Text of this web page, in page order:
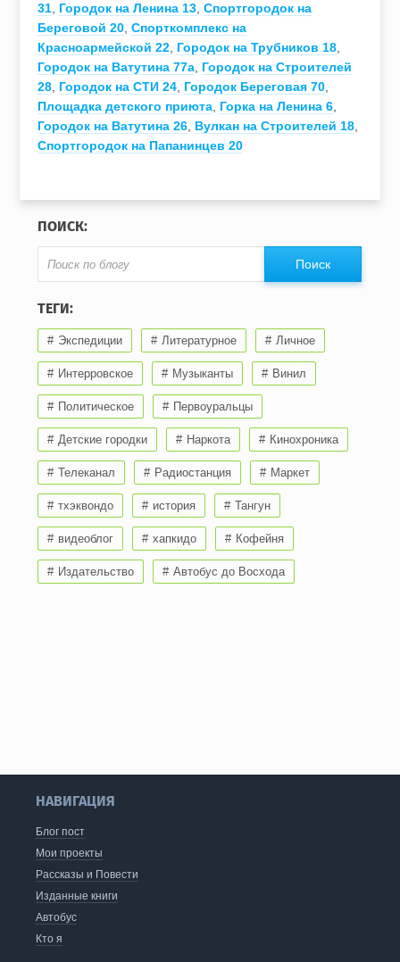
31 Городок на Ленина 13 ,Спортгородок на
Береговой 20 ,Спорткомплекс на
Красноармейской 22 Городок на Трубников 18
Городок на Ватутина 77а Городок на Строителей
28 Городок на СТИ 24 Городок Береговая 70
Площадка детского приюта Горка на Ленина 6
Городок на Ватутина 26 Вулкан на Строителей 18
Спортгородок на Папанинцев 20
ПОИСК:
ТЕГИ:
Экспедиции Литературное Личное
Интерровское Музыканты Винил
Политическое Первоуральцы
Детские городки Наркота Кинохроника
Телеканал Радиостанция Маркет
тхэквондо история Тангун
видеоблог хапкидо Кофейня
Издательство Автобус до Восхода
НАВИГАЦИЯ
Блог пост
Мои проекты
Рассказы и Повести
Изданные книги
Автобус
Кто я